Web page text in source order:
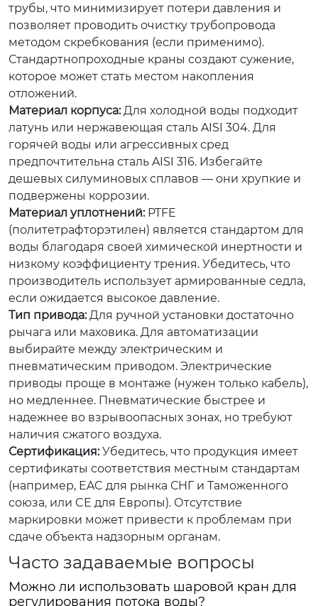
трубы, что минимизирует потери давления и
позволяет проводить очистку трубопровода
методом скребкования (если применимо).
Стандартнопроходные краны создают сужение,
которое может стать местом накопления
отложений.
Материал корпуса:Для холодной воды подходит
латунь или нержавеющая сталь AISI 304. Для
горячей воды или агрессивных сред
предпочтительна сталь AISI 316. Избегайте
дешевых силуминовых сплавов — они хрупкие и
подвержены коррозии.
Материал уплотнений:PTFE
(политетрафторэтилен) является стандартом для
воды благодаря своей химической инертности и
низкому коэффициенту трения. Убедитесь, что
производитель использует армированные седла,
если ожидается высокое давление.
Тип привода:Для ручной установки достаточно
рычага или маховика. Для автоматизации
выбирайте между электрическим и
пневматическим приводом. Электрические
приводы проще в монтаже (нужен только кабель),
но медленнее. Пневматические быстрее и
надежнее во взрывоопасных зонах, но требуют
наличия сжатого воздуха.
Сертификация:Убедитесь, что продукция имеет
сертификаты соответствия местным стандартам
(например, EAC для рынка СНГ и Таможенного
союза, или CE для Европы). Отсутствие
маркировки может привести к проблемам при
сдаче объекта надзорным органам.
Часто задаваемые вопросы
Можно ли использовать шаровой кран для
регулирования потока воды?